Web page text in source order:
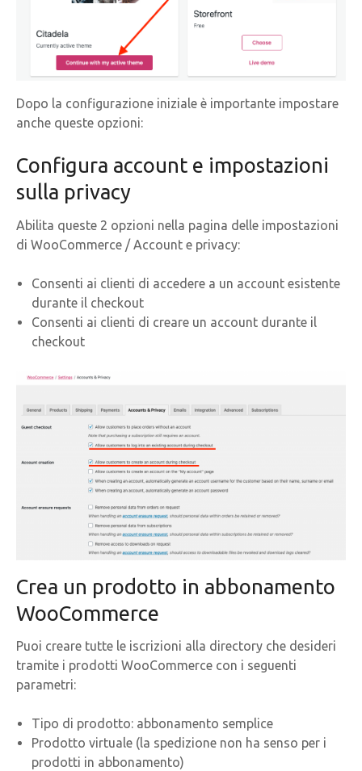
Dopo la configurazione iniziale è importante impostare
anche queste opzioni:
Configura account e impostazioni
sulla privacy
Abilita queste 2 opzioni nella pagina delle impostazioni
di WooCommerce / Account e privacy:
Consenti ai clienti di accedere a un account esistente
durante il checkout
Consenti ai clienti di creare un account durante il
checkout
Crea un prodotto in abbonamento
WooCommerce
Puoi creare tutte le iscrizioni alla directory che desideri
tramite i prodotti WooCommerce con i seguenti
parametri:
Tipo di prodotto: abbonamento semplice
Prodotto virtuale (la spedizione non ha senso per i
prodotti in abbonamento)